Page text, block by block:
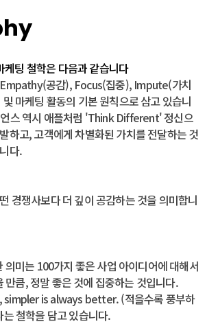
팅 철학은 다음과 같습니다
공감), Focus(집중), Impute(가치
마케팅 활동의 기본 원칙으로 삼고 있습니
스 역시 애플처럼 'Think Different' 정신으
하고, 고객에게 차별화된 가치를 전달하는 것
다.
경쟁사보다 더 깊이 공감하는 것을 의미합니
미는 100가지 좋은 사업 아이디어에 대해서
큼, 정말 좋은 것에 집중하는 것입니다.
is always better. (적을수록 풍부하
철학을 담고 있습니다.